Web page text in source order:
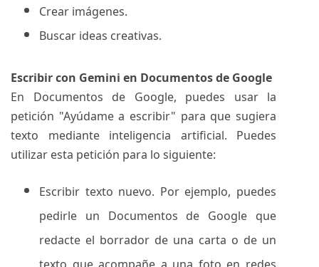
Crear imágenes.
Buscar ideas creativas.
Escribir con Gemini en Documentos de Google
En Documentos de Google, puedes usar la
petición "Ayúdame a escribir" para que sugiera
texto mediante inteligencia artificial. Puedes
utilizar esta petición para lo siguiente:
Escribir texto nuevo. Por ejemplo, puedes
pedirle un Documentos de Google que
redacte el borrador de una carta o de un